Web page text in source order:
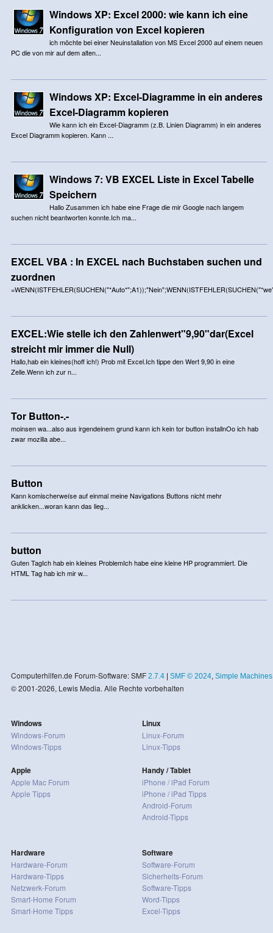
Windows XP: Excel 2000: wie kann ich eine
Konfiguration von Excel kopieren
ich möchte bei einer Neuinstallation von MS Excel 2000 auf einem neuen
PC die von mir auf dem alten...
Windows XP: Excel-Diagramme in ein anderes
Excel-Diagramm kopieren
Wie kann ich ein Excel-Diagramm (z.B. Linien Diagramm) in ein anderes
Excel Diagramm kopieren. Kann ...
Windows 7: VB EXCEL Liste in Excel Tabelle
Speichern
Hallo Zusammen ich habe eine Frage die mir Google nach langem
suchen nicht beantworten konnte.Ich ma...
EXCEL VBA : In EXCEL nach Buchstaben suchen und
zuordnen
EXCEL:Wie stelle ich den Zahlenwert"9,90"dar(Excel
streicht mir immer die Null)
Hallo,hab ein kleines(hoff ich!) Prob mit Excel.Ich tippe den Wert 9,90 in eine
Zelle.Wenn ich zur n...
Tor Button-.-
moinsen wa...also aus irgendeinem grund kann ich kein tor button installnOo ich hab
zwar mozilla abe...
Button
Kann komischerweíse auf einmal meine Navigations Buttons nicht mehr
anklicken...woran kann das lieg...
button
Guten TagIch hab ein kleines ProblemIch habe eine kleine HP programmiert. Die
HTML Tag hab ich mir w...
Computerhilfen.de Forum-Software: SMF 2.7.4| SMF © 2024, Simple Machines
© 2001-2026, Lewis Media. Alle Rechte vorbehalten
Windows
Windows-Forum
Windows-Tipps
Apple
Apple Mac Forum
Apple Tipps
Linux
Linux-Forum
Linux-Tipps
Handy / Tablet
iPhone / iPad Forum
iPhone / iPad Tipps
Android-Forum
Android-Tipps
Hardware
Hardware-Forum
Hardware-Tipps
Netzwerk-Forum
Smart-Home Forum
Smart-Home Tipps
Software
Software-Forum
Sicherheits-Forum
Software-Tipps
Word-Tipps
Excel-Tipps